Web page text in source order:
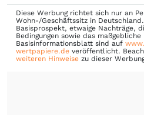
Diese Werbung richtet sich nur an
Wohn-/Geschäftssitz in
Basisprospekt, etwaige Nachträge,
Bedingungen sowie das maßgebliche
Basisinformationsblatt sind auf
wertpapiere.de veröffentlicht.
weiteren Hinweise zu dieser